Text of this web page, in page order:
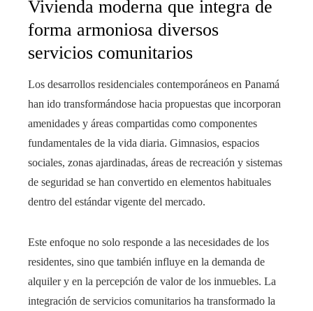
Vivienda moderna que integra de
forma armoniosa diversos
servicios comunitarios
Los desarrollos residenciales contemporáneos en Panamá
han ido transformándose hacia propuestas que incorporan
amenidades y áreas compartidas como componentes
fundamentales de la vida diaria. Gimnasios, espacios
sociales, zonas ajardinadas, áreas de recreación y sistemas
de seguridad se han convertido en elementos habituales
dentro del estándar vigente del mercado.
Este enfoque no solo responde a las necesidades de los
residentes, sino que también influye en la demanda de
alquiler y en la percepción de valor de los inmuebles. La
integración de servicios comunitarios ha transformado la